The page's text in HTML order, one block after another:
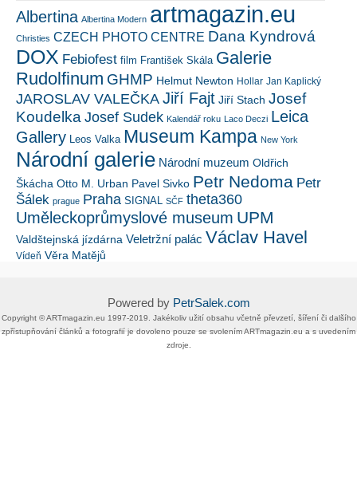
Albertina Albertina Modern artmagazin.eu
Christies CZECH PHOTO CENTRE Dana Kyndrová
DOX Febiofest film František Skála Galerie
Rudolfinum GHMP Helmut Newton Hollar Jan Kaplický
JAROSLAV VALEČKA Jiří Fajt Jiří Stach Josef
Koudelka Josef Sudek Kalendář roku Laco Deczi Leica
Gallery Leos Valka Museum Kampa New York
Národní galerie Národní muzeum Oldřich
Škácha Otto M. Urban Pavel Sivko Petr Nedoma Petr
Šálek prague Praha SIGNAL SČF theta360
Uměleckoprůmyslové museum UPM
Valdštejnská jízdárna Veletržní palác Václav Havel
Vídeň Věra Matějů
Powered by PetrSalek.com
Copyright ©​ ​​ARTmagazin.eu ​1997-2019​.​ Jakékoliv užití obsahu včetně převzetí, šíření či dalšího
zpřístupňování článků a fotografií je dovoleno pouze se svolením ​ARTmagazin.eu​ ​a s uvedením
zdroje.